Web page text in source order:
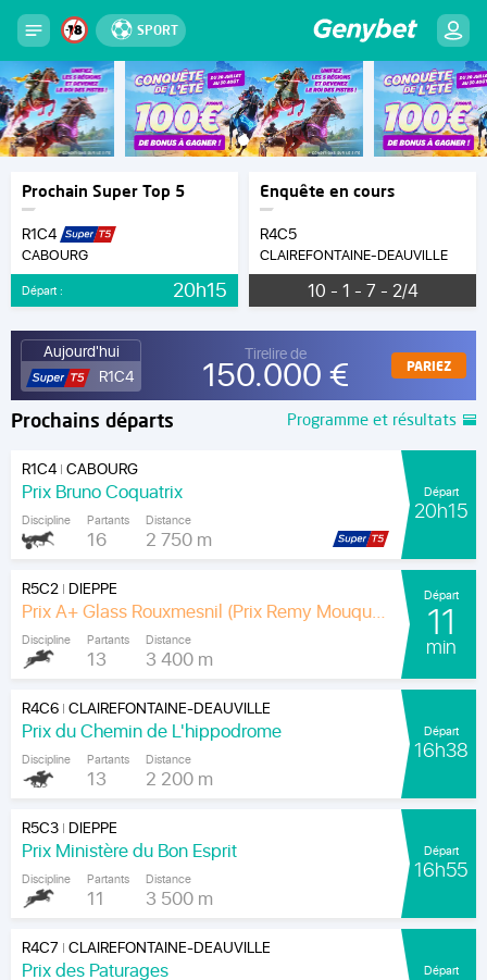
SPORT
Prochain Super Top 5
R1C4
CABOURG
Départ : 20h15
Enquête en cours
R4C5
CLAIREFONTAINE-DEAUVILLE
10 - 1 - 7 - 2/4
Aujourd'hui
R1C4
Tirelire de
150.000 € PARIEZ
Prochains départs Programme et résultats
R1C4|CABOURG
Prix Bruno Coquatrix
Discipline Partants
16
Distance
2 750 m
Départ
20h15
R5C2| DIEPPE
Prix A+ Glass Rouxmesnil (Prix Remy Mouquet)
Discipline Partants
13
Distance
3 400 m
Départ
11
min
R4C6|CLAIREFONTAINE-DEAUVILLE
Prix du Chemin de L'hippodrome
Discipline Partants
13
Distance
2 200 m
Départ
16h38
R5C3| DIEPPE
Prix Ministère du Bon Esprit
Discipline Partants
11
Distance
3 500 m
Départ
16h55
R4C7 |CLAIREFONTAINE-DEAUVILLE
Prix des Paturages Départ